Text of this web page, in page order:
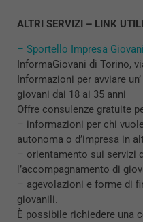
ALTRI SERVIZI – LINK UTILI
– Sportello Impresa Giovani
InformaGiovani di Torino,
Informazioni per avviare
giovani dai 18 ai 35 anni
Offre consulenze gratuite
– informazioni per chi
autonoma o d’impresa in
– orientamento sui servizi
l’accompagnamento di
– agevolazioni e forme di
giovanili.
È possibile richiedere una